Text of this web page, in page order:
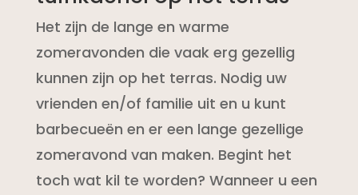
Het zijn de lange en warme
zomeravonden die vaak erg gezellig
kunnen zijn op het terras. Nodig uw
vrienden en/of familie uit en u kunt
barbecueën en er een lange gezellige
zomeravond van maken. Begint het
toch wat kil te worden? Wanneer u een